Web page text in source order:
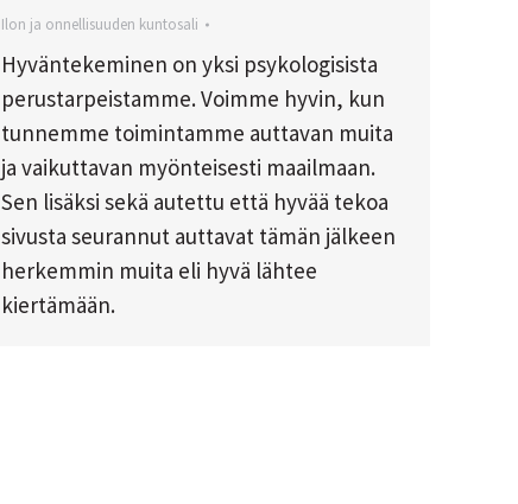
Ilon ja onnellisuuden kuntosali
Hyväntekeminen on yksi psykologisista
perustarpeistamme. Voimme hyvin, kun
tunnemme toimintamme auttavan muita
ja vaikuttavan myönteisesti maailmaan.
Sen lisäksi sekä autettu että hyvää tekoa
sivusta seurannut auttavat tämän jälkeen
herkemmin muita eli hyvä lähtee
kiertämään.